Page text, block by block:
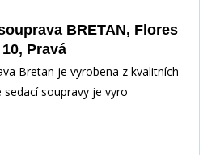
BRETAN, Flores
10, Pravá
Bretan je vyrobena z kvalitních
soupravy je vyro